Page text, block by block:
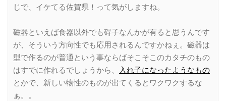
じで、イケてる佐賀県！って気がしますね。
磁器といえば食器以外でも碍子なんかが有ると思うんです
が、そういう方向性でも応用されるんですかねぇ。磁器は
型で作るのが普通という事ならばそこそこのカタチのもの
はすでに作れるでしょうから、
入れ子になったようなもの
とかで、新しい物性のものが出てくるとワクワクするな
ぁ。。